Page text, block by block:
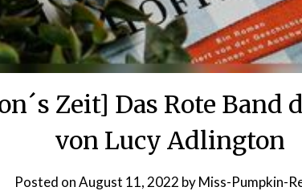
Zeit] Das Rote Band
von Lucy Adlington
Posted onAugust 11, 2022 byMiss-Pumpkin-